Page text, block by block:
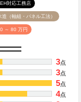
対応工務店
造（軸組・パネル工法）
～ 80 万円
3点
3点
5点
4点